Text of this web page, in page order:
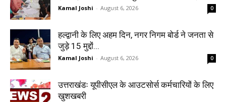
Kamal Joshi - August 6, 2026 0
हल्द्वानी के लिए अहम दिन, नगर निगम बोर्ड ने जनता से
जुड़े 15 मुद्दों...
Kamal Joshi - August 6, 2026 0
उत्तराखंडः यूपीसीएल के आउटसोर्स कर्मचारियों के लिए
खुशखबरी